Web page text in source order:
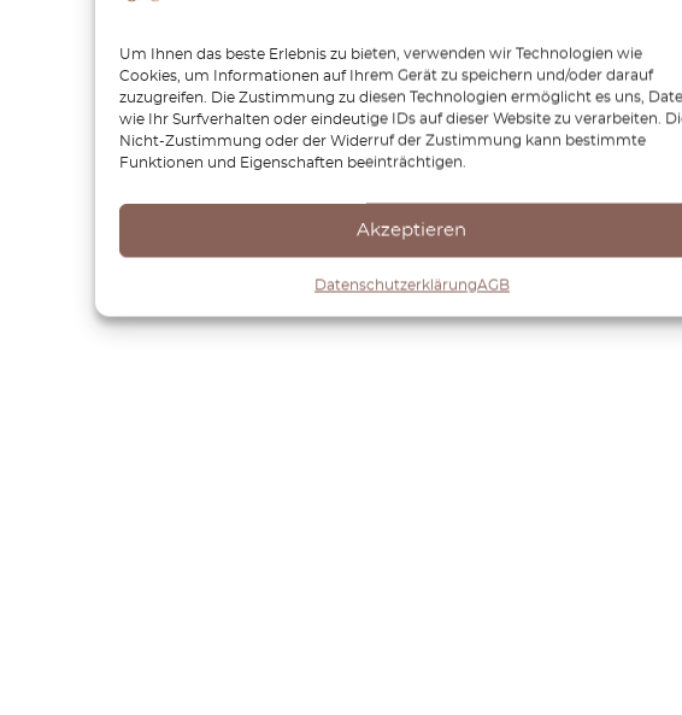
Um Ihnen das beste Erlebnis zu bieten, verwenden wir Technologien wie
Cookies, um Informationen auf Ihrem Gerät zu speichern und/oder darauf
zuzugreifen. Die Zustimmung zu diesen Technologien ermöglicht es uns,
wie Ihr Surfverhalten oder eindeutige IDs auf dieser Website zu verarbeiten.
Nicht-Zustimmung oder der Widerruf der Zustimmung kann bestimmte
Funktionen und Eigenschaften beeinträchtigen.
Akzeptieren
DatenschutzerklärungAGB